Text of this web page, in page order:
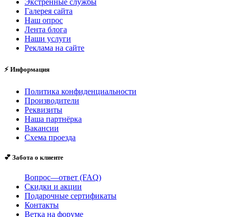
Экстренные службы
Галерея сайта
Наш опрос
Лента блога
Наши услуги
Реклама на сайте
⚡ Информация
Политика конфиденциальности
Производители
Реквизиты
Наша партнёрка
Вакансии
Схема проезда
💕 Забота о клиенте
Вопрос—ответ (FAQ)
Скидки и акции
Подарочные сертификаты
Контакты
Ветка на форуме